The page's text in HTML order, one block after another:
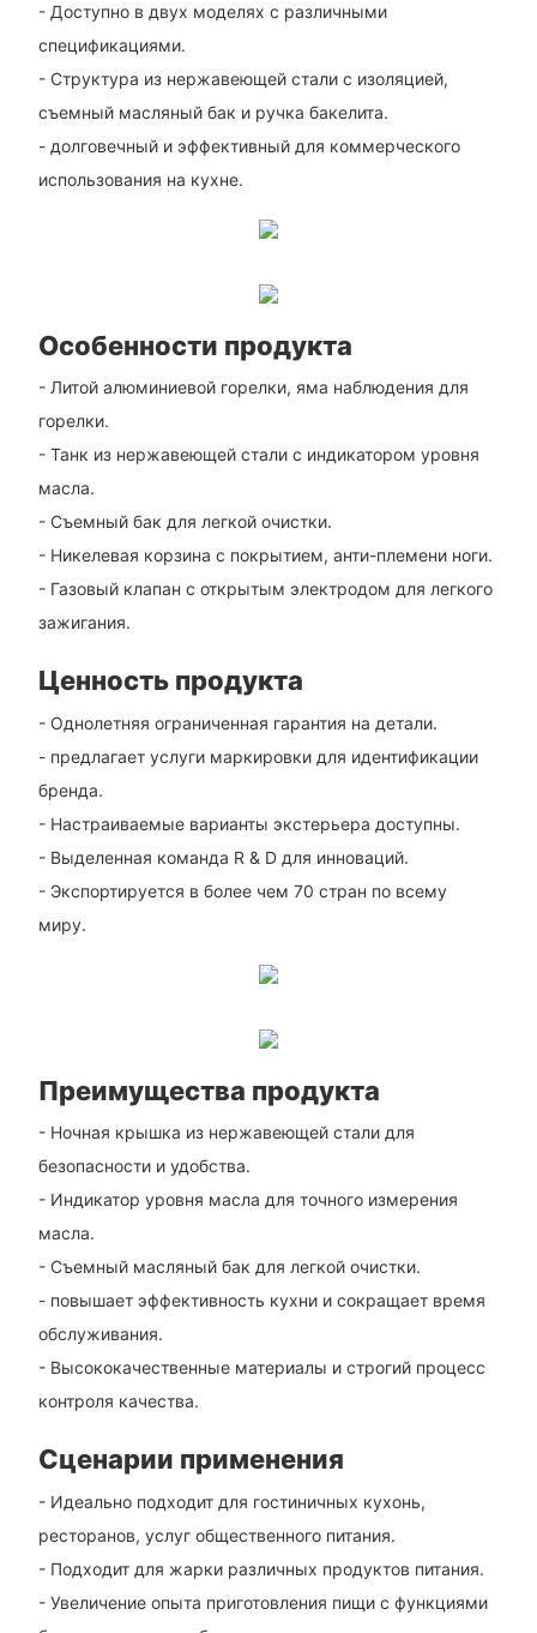
- Доступно в двух моделях с различными
спецификациями.
- Структура из нержавеющей стали с изоляцией,
съемный масляный бак и ручка бакелита.
- долговечный и эффективный для коммерческого
использования на кухне.
Особенности продукта
- Литой алюминиевой горелки, яма наблюдения для
горелки.
- Танк из нержавеющей стали с индикатором уровня
масла.
- Съемный бак для легкой очистки.
- Никелевая корзина с покрытием, анти-племени ноги.
- Газовый клапан с открытым электродом для легкого
зажигания.
Ценность продукта
- Однолетняя ограниченная гарантия на детали.
- предлагает услуги маркировки для идентификации
бренда.
- Настраиваемые варианты экстерьера доступны.
- Выделенная команда R & D для инноваций.
- Экспортируется в более чем 70 стран по всему
миру.
Преимущества продукта
- Ночная крышка из нержавеющей стали для
безопасности и удобства.
- Индикатор уровня масла для точного измерения
масла.
- Съемный масляный бак для легкой очистки.
- повышает эффективность кухни и сокращает время
обслуживания.
- Высококачественные материалы и строгий процесс
контроля качества.
Сценарии применения
- Идеально подходит для гостиничных кухонь,
ресторанов, услуг общественного питания.
- Подходит для жарки различных продуктов питания.
- Увеличение опыта приготовления пищи с функциями